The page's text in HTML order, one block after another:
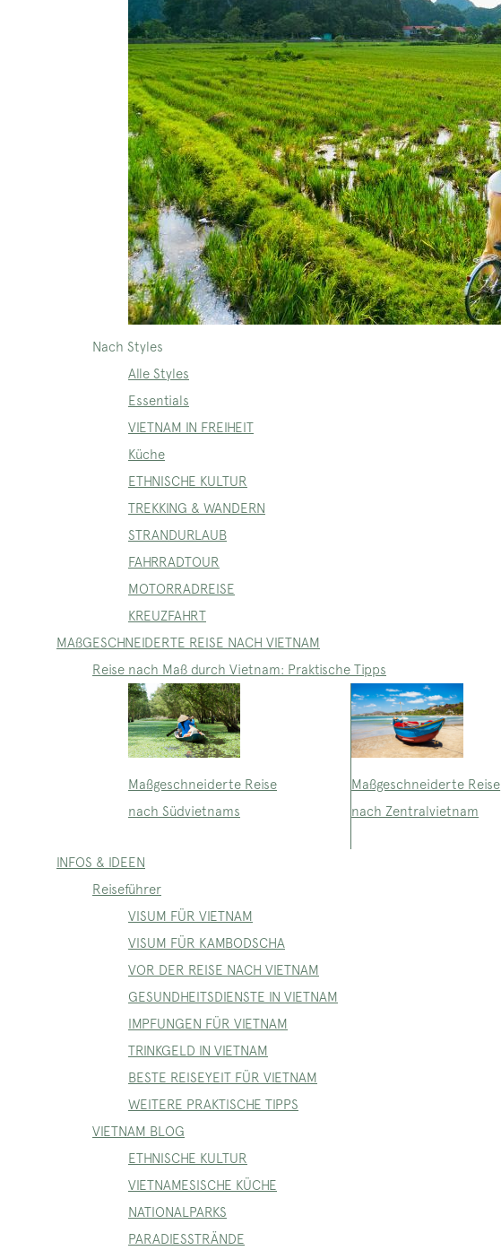
Nach Styles
Alle Styles
Essentials
VIETNAM IN FREIHEIT
Küche
ETHNISCHE KULTUR
TREKKING & WANDERN
STRANDURLAUB
FAHRRADTOUR
MOTORRADREISE
KREUZFAHRT
MAßGESCHNEIDERTE REISE NACH VIETNAM
Reise nach Maß durch Vietnam: Praktische Tipps
Maßgeschneiderte Reise
nach Südvietnams
Maßgeschneiderte Reise
nach Zentralvietnam
INFOS & IDEEN
Reiseführer
VISUM FÜR VIETNAM
VISUM FÜR KAMBODSCHA
VOR DER REISE NACH VIETNAM
GESUNDHEITSDIENSTE IN VIETNAM
IMPFUNGEN FÜR VIETNAM
TRINKGELD IN VIETNAM
BESTE REISEYEIT FÜR VIETNAM
WEITERE PRAKTISCHE TIPPS
VIETNAM BLOG
ETHNISCHE KULTUR
VIETNAMESISCHE KÜCHE
NATIONALPARKS
PARADIESSTRÄNDE